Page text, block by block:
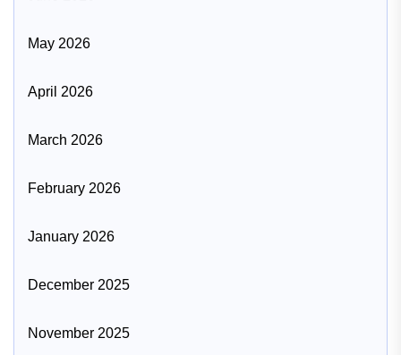
May 2026
April 2026
March 2026
February 2026
January 2026
December 2025
November 2025